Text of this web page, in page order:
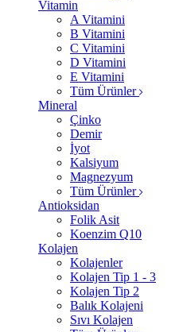
Vitamin
A Vitamini
B Vitamini
C Vitamini
D Vitamini
E Vitamini
Tüm Ürünler
Mineral
Çinko
Demir
İyot
Kalsiyum
Magnezyum
Tüm Ürünler
Antioksidan
Folik Asit
Koenzim Q10
Kolajen
Kolajenler
Kolajen Tip 1 - 3
Kolajen Tip 2
Balık Kolajeni
Sıvı Kolajen